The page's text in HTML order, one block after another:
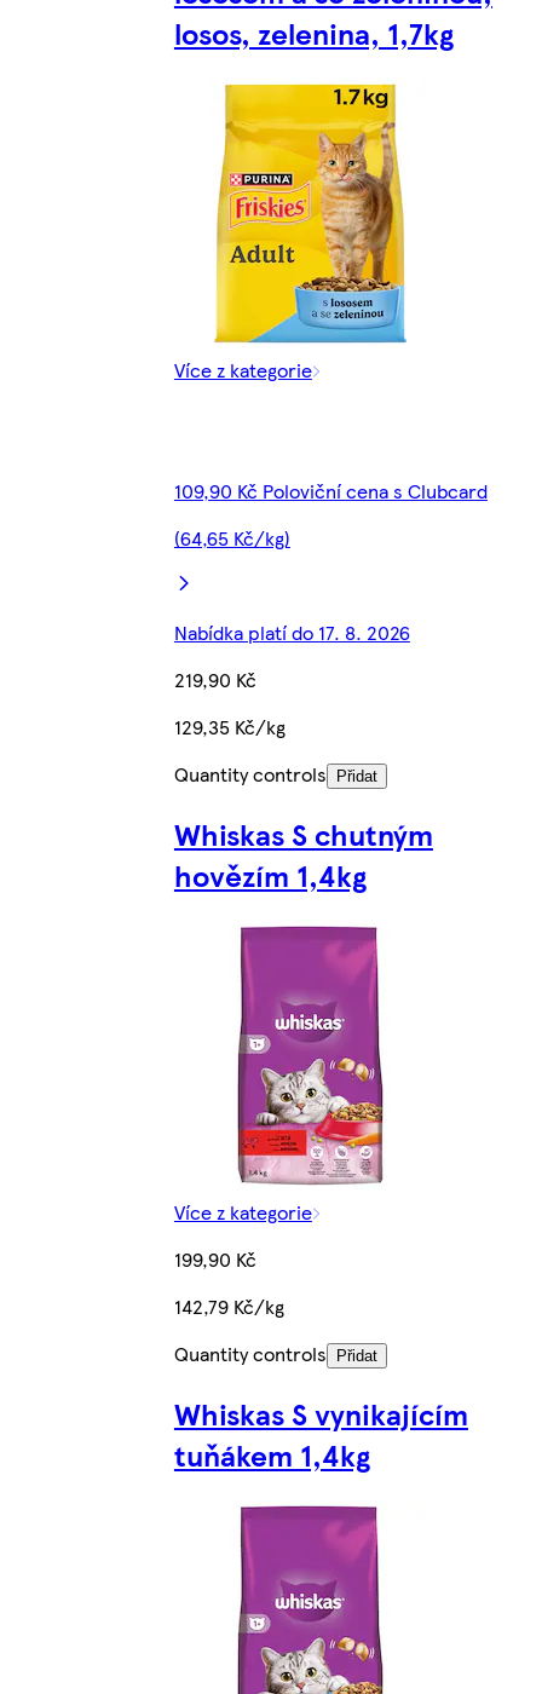
losos, zelenina, 1,7kg
Více z kategorie
109,90 Kč Poloviční cena s Clubcard
(64,65 Kč/kg)
Nabídka platí do 17. 8. 2026
219,90 Kč
129,35 Kč/kg
Quantity controls
Přidat
Whiskas S chutným
hovězím 1,4kg
Více z kategorie
199,90 Kč
142,79 Kč/kg
Quantity controls
Přidat
Whiskas S vynikajícím
tuňákem 1,4kg